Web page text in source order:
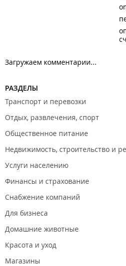
Загружаем комментарии...
РАЗДЕЛЫ
Транспорт и перевозки
Отдых, развлечения, спорт
Общественное питание
Недвижимость, строительство и
Услуги населению
Финансы и страхование
Снабжение компаний
Для бизнеса
Домашние животные
Красота и уход
Магазины